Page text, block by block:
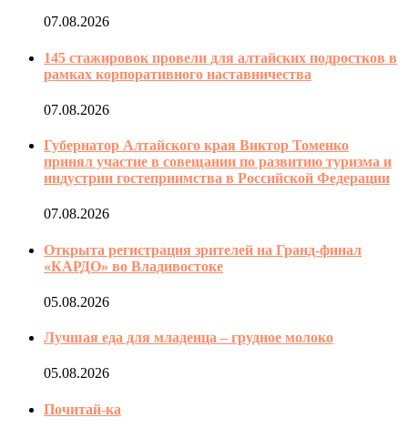
07.08.2026
145 стажировок провели для алтайских подростков в
рамках корпоративного наставничества
07.08.2026
Губернатор Алтайского края Виктор Томенко
принял участие в совещании по развитию туризма и
индустрии гостеприимства в Российской Федерации
07.08.2026
Открыта регистрация зрителей на Гранд-финал
«КАРДО» во Владивостоке
05.08.2026
Лучшая еда для младенца – грудное молоко
05.08.2026
Почитай-ка